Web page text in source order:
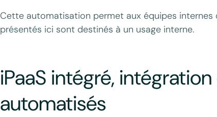
Cette automatisation permet aux équipes internes
présentés ici sont destinés à un usage interne.
iPaaS intégré,
automatisés